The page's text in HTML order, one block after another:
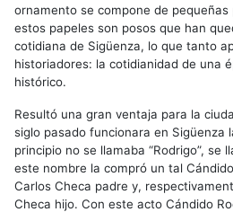
ornamento se compone de pequeñas
estos papeles son posos que han
cotidiana de Sigüenza, lo que tanto
historiadores: la cotidianidad de una
histórico.
Resultó una gran ventaja para la
siglo pasado funcionara en Sigüenza
principio no se llamaba “Rodrigo”, se
este nombre la compró un tal
Carlos Checa padre y,
Checa hijo. Con este acto Cándido